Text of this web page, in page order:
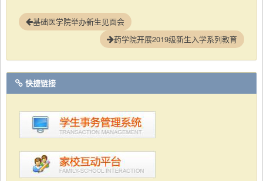
基础医学院举办新生见面会
药学院开展2019级新生入学系列教育
快捷链接